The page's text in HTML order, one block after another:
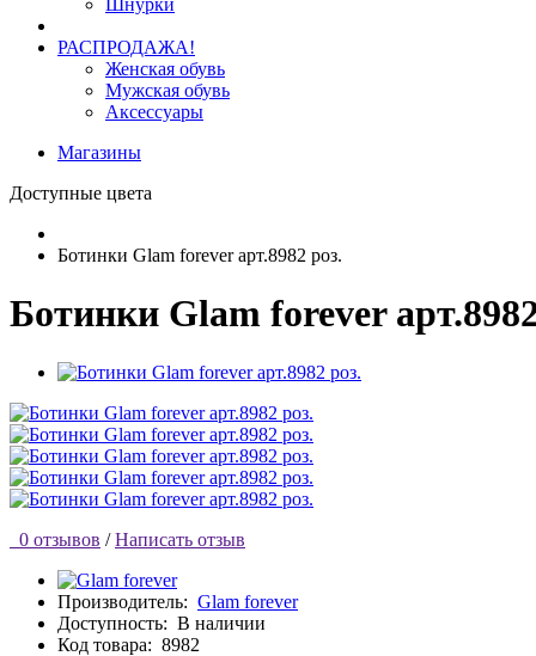
Шнурки
РАСПРОДАЖА!
Женская обувь
Мужская обувь
Аксессуары
Магазины
Доступные цвета
Ботинки Glam forever арт.8982 роз.
Ботинки Glam forever
0 отзывов / Написать отзыв
Производитель: Glam forever
Доступность: В наличии
Код товара: 8982